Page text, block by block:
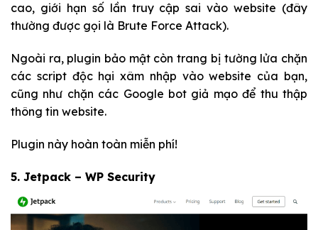
cao, giới hạn số lần truy cập sai vào website (đây
thường được gọi là Brute Force Attack).
Ngoài ra, plugin bảo mật còn trang bị tường lửa chặn
các script độc hại xâm nhập vào website của bạn,
cũng như chặn các Google bot giả mạo để thu thập
thông tin website.
Plugin này hoàn toàn miễn phí!
5. Jetpack – WP Security